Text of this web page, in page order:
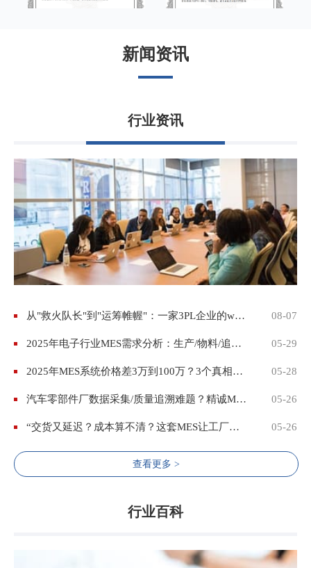
新闻资讯
行业资讯
从"救火队长"到"运筹帷幄"：一家3PL企业的wms仓储数字化转型之路 08-07
2025年电子行业MES需求分析：生产/物料/追溯7大痛点，精诚MES这样解决 05-29
2025年MES系统价格差3万到100万？3个真相老板必看（附补贴攻略） 05-28
汽车零部件厂数据采集/质量追溯难题？精诚MES用条码技术破局 05-26
“交货又延迟？成本算不清？这套MES让工厂管理从‘糊涂账’变‘明白账’” 05-26
查看更多 >
行业百科